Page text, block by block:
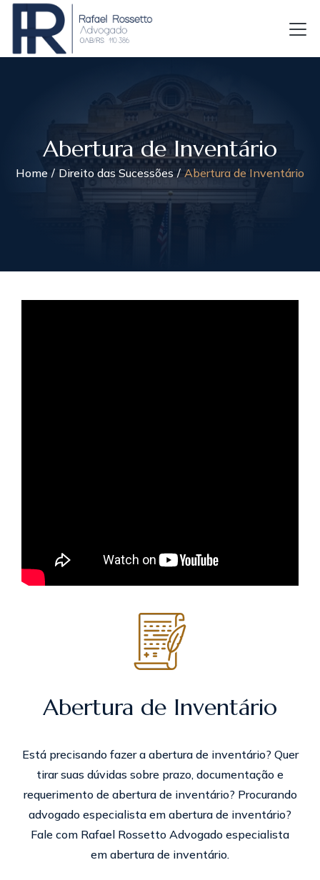
Abertura de Inventário
Home Direito das Sucessões Abertura de Inventário
Abertura de Inventário
Está precisando fazer a abertura de inventário? Quer
tirar suas dúvidas sobre prazo, documentação e
requerimento de abertura de inventário? Procurando
advogado especialista em abertura de inventário?
Fale com Rafael Rossetto Advogado especialista
em abertura de inventário.